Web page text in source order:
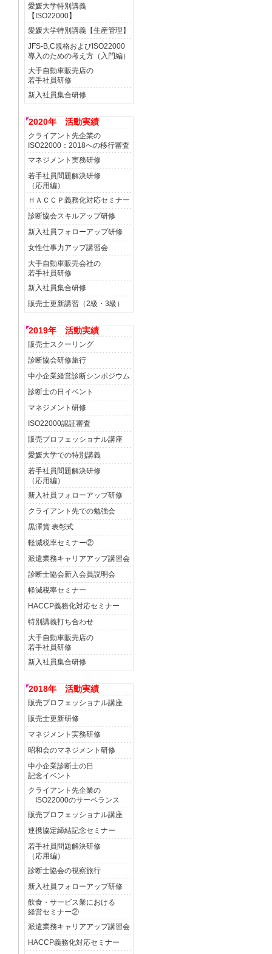
愛媛大学特別講義
【ISO22000】
愛媛大学特別講義【生産管理】
JFS-B,C規格およびISO22000
導入のための考え方（入門編）
大手自動車販売店の
若手社員研修
新入社員集合研修
2020年 活動実績
クライアント先企業の
ISO22000：2018への移行審査
マネジメント実務研修
若手社員問題解決研修
（応用編）
ＨＡＣＣＰ義務化対応セミナー
診断協会スキルアップ研修
新入社員フォローアップ研修
女性仕事力アップ講習会
大手自動車販売会社の
若手社員研修
新入社員集合研修
販売士更新講習（2級・3級）
2019年 活動実績
販売士スクーリング
診断協会研修旅行
中小企業経営診断シンポジウム
診断士の日イベント
マネジメント研修
ISO22000認証審査
販売プロフェッショナル講座
愛媛大学での特別講義
若手社員問題解決研修
（応用編）
新入社員フォローアップ研修
クライアント先での勉強会
黒澤賞 表彰式
軽減税率セミナー②
派遣業務キャリアアップ講習会
診断士協会新入会員説明会
軽減税率セミナー
HACCP義務化対応セミナー
特別講義打ち合わせ
大手自動車販売店の
若手社員研修
新入社員集合研修
2018年 活動実績
販売プロフェッショナル講座
販売士更新研修
マネジメント実務研修
昭和会のマネジメント研修
中小企業診断士の日
記念イベント
クライアント先企業の
ISO22000のサーベランス
販売プロフェッショナル講座
連携協定締結記念セミナー
若手社員問題解決研修
（応用編）
診断士協会の視察旅行
新入社員フォローアップ研修
飲食・サービス業における
経営セミナー②
派遣業務キャリアアップ講習会
HACCP義務化対応セミナー